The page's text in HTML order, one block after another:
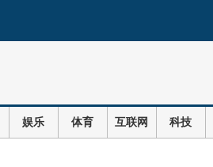
娱乐 体育 互联网 科技